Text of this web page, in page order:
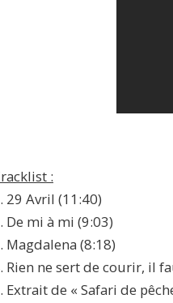
:
29 Avril (11:40)
De mi à mi (9:03)
Magdalena (8:18)
Rien ne sert de courir, il
Extrait de « Safari de